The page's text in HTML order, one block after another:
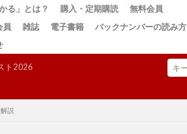
る」とは？ 購入・定期購読
無料会員
員
雑誌 電子書籍
バックナンバーの読み方
ト2026
説
検索